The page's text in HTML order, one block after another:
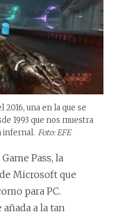
una en la que se
1993 que nos muestra
infernal. Foto: EFE
Pass, la
Microsoft que
para PC.
a la tan